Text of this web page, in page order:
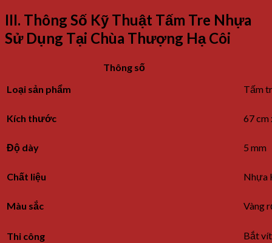
III. Thông Số Kỹ Thuật Tấm Tre Nhựa
Sử Dụng Tại Chùa Thượng Hạ Côi
Thông số
Loại sản phẩm
Tấm
Kích thước 67 cm
Độ dày 5 mm
Chất liệu Nhựa
Màu sắc Vàng
Thi công Bắt